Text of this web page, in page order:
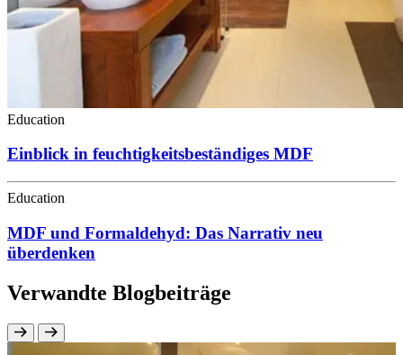
Education
Einblick in feuchtigkeitsbeständiges MDF
Education
MDF und Formaldehyd: Das Narrativ neu
überdenken
Verwandte Blogbeiträge